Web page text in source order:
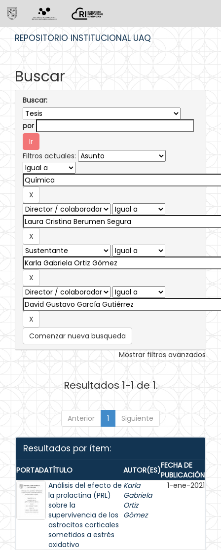
REPOSITORIO INSTITUCIONAL UAQ
Buscar
Buscar:
por
Filtros actuales:
Comenzar nueva busqueda
Mostrar filtros avanzados
Resultados 1-1 de 1.
Anterior 1 Siguiente
Resultados por ítem:
PORTADATÍTULO AUTOR(ES)FECHA DE
PUBLICACIÓN
Análisis del efecto de
la prolactina (PRL)
sobre la
supervivencia de los
astrocitos corticales
sometidos a estrés
oxidativo
Karla
Gabriela
Ortiz
Gömez
1-ene-2021